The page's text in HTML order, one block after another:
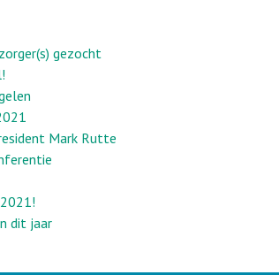
gezocht
Mark Rutte
dit jaar